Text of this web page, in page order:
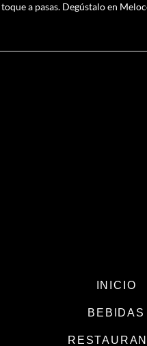
a pasas. Degústalo en
INICIO
BEBIDAS